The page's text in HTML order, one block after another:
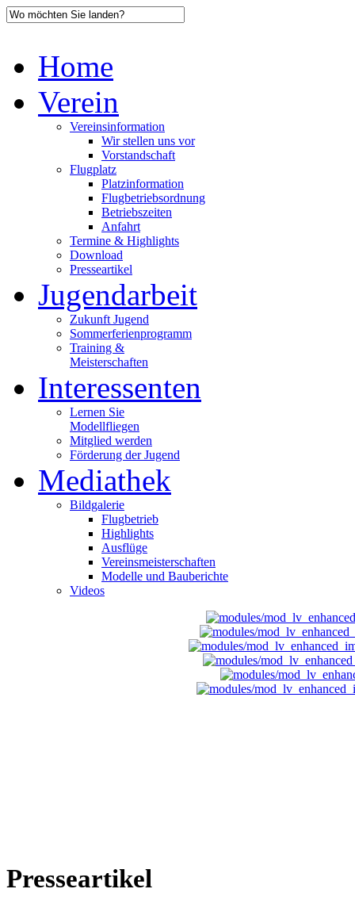
Home
Verein
Vereinsinformation
Wir stellen uns vor
Vorstandschaft
Flugplatz
Platzinformation
Flugbetriebsordnung
Betriebszeiten
Anfahrt
Termine & Highlights
Download
Presseartikel
Jugendarbeit
Zukunft Jugend
Sommerferienprogramm
Training &
Meisterschaften
Interessenten
Lernen Sie
Modellfliegen
Mitglied werden
Förderung der Jugend
Mediathek
Bildgalerie
Flugbetrieb
Highlights
Ausflüge
Vereinsmeisterschaften
Modelle und Bauberichte
Videos
Presseartikel